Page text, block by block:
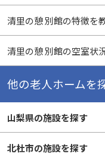
清里の憩 別館の特徴を
清里の憩 別館の空室状
他の老人ホームを
山梨県の施設を探す
北杜市の施設を探す